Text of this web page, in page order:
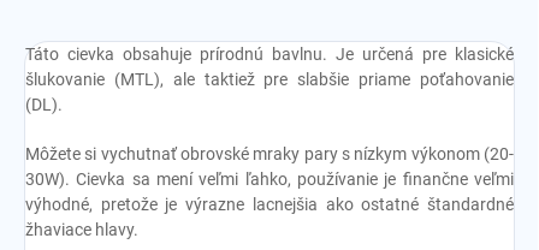
Táto cievka obsahuje prírodnú bavlnu. Je určená pre klasické
šlukovanie (MTL), ale taktiež pre slabšie priame poťahovanie
(DL).
Môžete si vychutnať obrovské mraky pary s nízkym výkonom (20-
30W). Cievka sa mení veľmi ľahko, používanie je finančne veľmi
výhodné, pretože je výrazne lacnejšia ako ostatné štandardné
žhaviace hlavy.